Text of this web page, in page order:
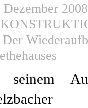
Dezember